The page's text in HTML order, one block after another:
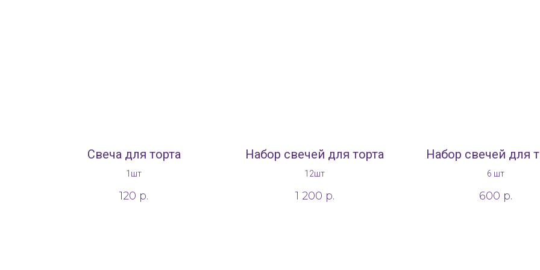
Свеча для торта
1шт
120 р.
Набор свечей для торта
12шт
1 200 р.
Набор свечей для
6 шт
600 р.